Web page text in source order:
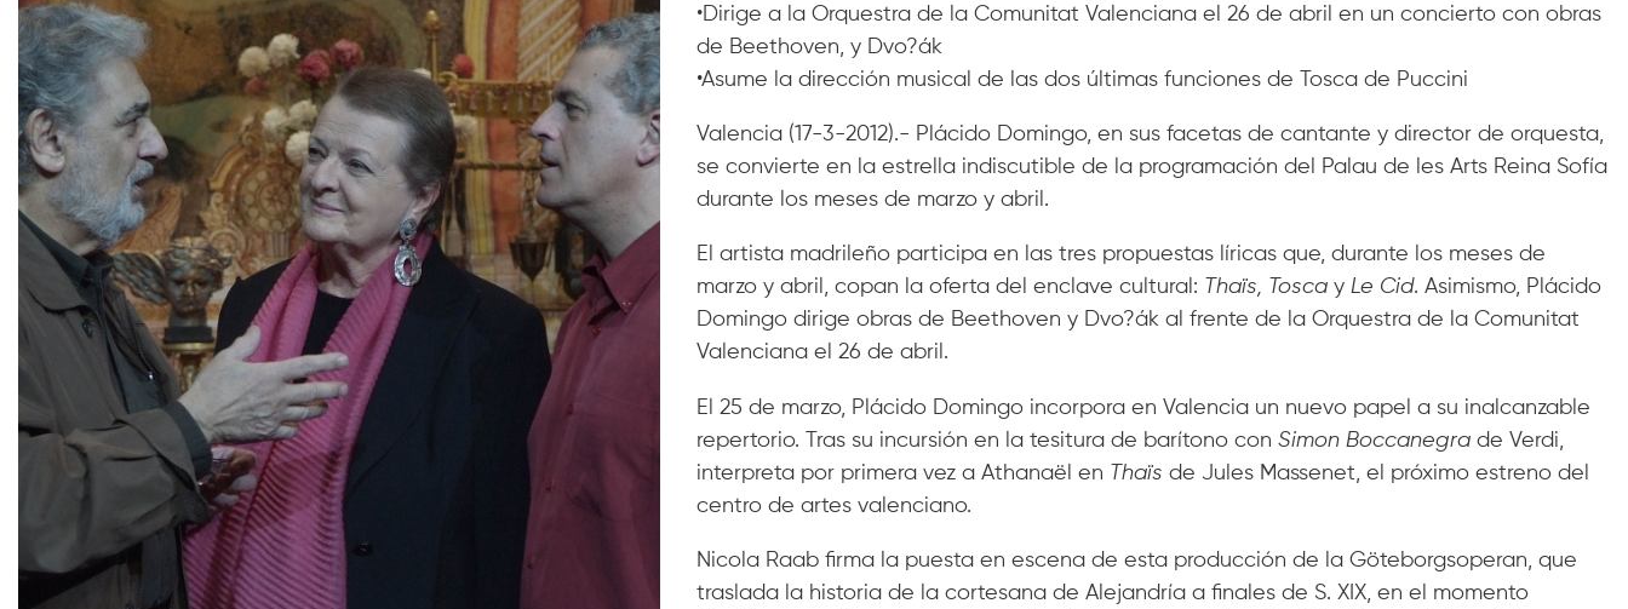
•Dirige a la Orquestra de la Comunitat Valenciana el 26 de abril en un concierto con obras
de Beethoven, y Dvo?ák
•Asume la dirección musical de las dos últimas funciones de Tosca de Puccini
Valencia (17-3-2012).- Plácido Domingo, en sus facetas de cantante y director de orquesta,
se convierte en la estrella indiscutible de la programación del Palau de les Arts Reina Sofía
durante los meses de marzo y abril.
El artista madrileño participa en las tres propuestas líricas que, durante los meses de
marzo y abril, copan la oferta del enclave cultural: Thaïs, Tosca y Le Cid. Asimismo, Plácido
Domingo dirige obras de Beethoven y Dvo?ák al frente de la Orquestra de la Comunitat
Valenciana el 26 de abril.
El 25 de marzo, Plácido Domingo incorpora en Valencia un nuevo papel a su inalcanzable
repertorio. Tras su incursión en la tesitura de barítono con Simon Boccanegra de Verdi,
interpreta por primera vez a Athanaël en Thaïs de Jules Massenet, el próximo estreno del
centro de artes valenciano.
Nicola Raab firma la puesta en escena de esta producción de la Göteborgsoperan, que
traslada la historia de la cortesana de Alejandría a finales de S. XIX, en el momento